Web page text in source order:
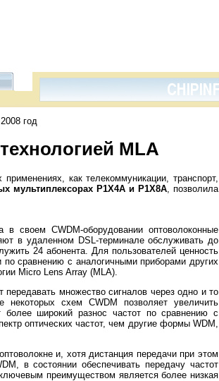
год
MLA
как телекоммуникации, транспорт,
мультиплексорах Р1Х4А и Р1Х8А , позволила
своем CWDM-оборудовании оптоволоконные
в удаленном DSL-терминале обслуживать до
24 абонента. Для пользователей ценность
сравнению с аналогичными приборами других
Micro Lens Array (MLA).
множество сигналов через одно и то
схем CWDM позволяет увеличить
широкий разнос частот по сравнению с
оптических частот, чем другие формы WDM,
и, хотя дистанция передачи при этом
в состоянии обеспечивать передачу частот
преимуществом является более низкая